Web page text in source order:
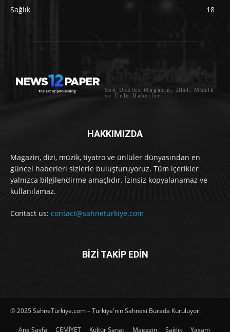
Sağlık
18
Sahne Türkiye
Son Dakika Magazin, Dizi, Müzik
ve Ünlü Haberleri
HAKKIMIZDA
Magazin, dizi, müzik, tiyatro ve ünlüler dünyasından en
güncel haberleri sizlerle buluşturuyoruz. Tüm içerikler
yalnızca bilgilendirme amaçlıdır. İzinsiz kopyalanamaz ve
kullanılamaz.
Contact us: contact@sahneturkiye.com
BİZİ TAKİP EDİN
© 2025 SahneTürkiye.com – Türkiye'nin Sahnesi Burada Kuruluyor!
Ana Sayfa CEMİYET Kültür Sanat Magazin Sağlık Yaşam